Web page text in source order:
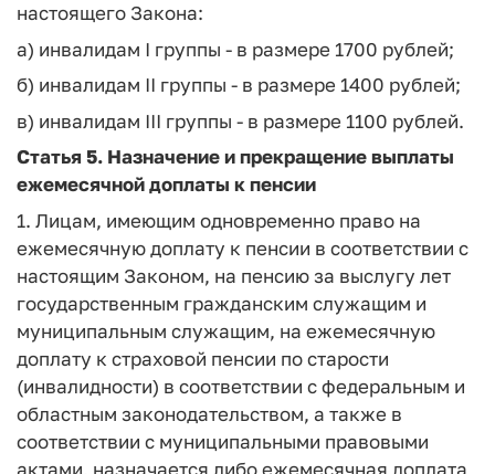
настоящего Закона:
а) инвалидам I группы - в размере 1700 рублей;
б) инвалидам II группы - в размере 1400 рублей;
в) инвалидам III группы - в размере 1100 рублей.
Статья 5. Назначение и прекращение выплаты
ежемесячной доплаты к пенсии
1. Лицам, имеющим одновременно право на
ежемесячную доплату к пенсии в соответствии с
настоящим Законом, на пенсию за выслугу лет
государственным гражданским служащим и
муниципальным служащим, на ежемесячную
доплату к страховой пенсии по старости
(инвалидности) в соответствии с федеральным и
областным законодательством, а также в
соответствии с муниципальными правовыми
актами, назначается либо ежемесячная доплата